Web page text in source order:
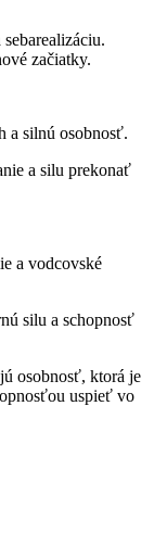
začiatky.
a silnú osobnosť.
a silu prekonať
a vodcovské
silu a schopnosť
osobnosť, ktorá je
uspieť vo